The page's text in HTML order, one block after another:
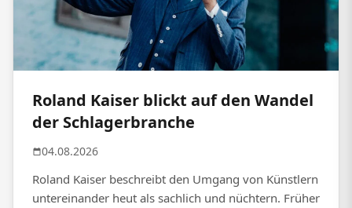
Roland Kaiser blickt auf den Wandel
der Schlagerbranche
04.08.2026
Roland Kaiser beschreibt den Umgang von Künstlern
untereinander heut als sachlich und nüchtern. Früher